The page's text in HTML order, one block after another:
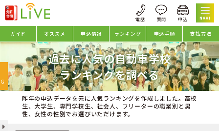
NAVI
ガイド オススメ 申込情報 ランキング 申込手順 支払方法
過去に人気の自動車学校
ランキングを調べる
昨年の申込データを元に人気ランキングを作成しました。高校
生、大学生、専門学校生、社会人、フリーターの職業別と男
性、女性の性別でお選びいただけます。